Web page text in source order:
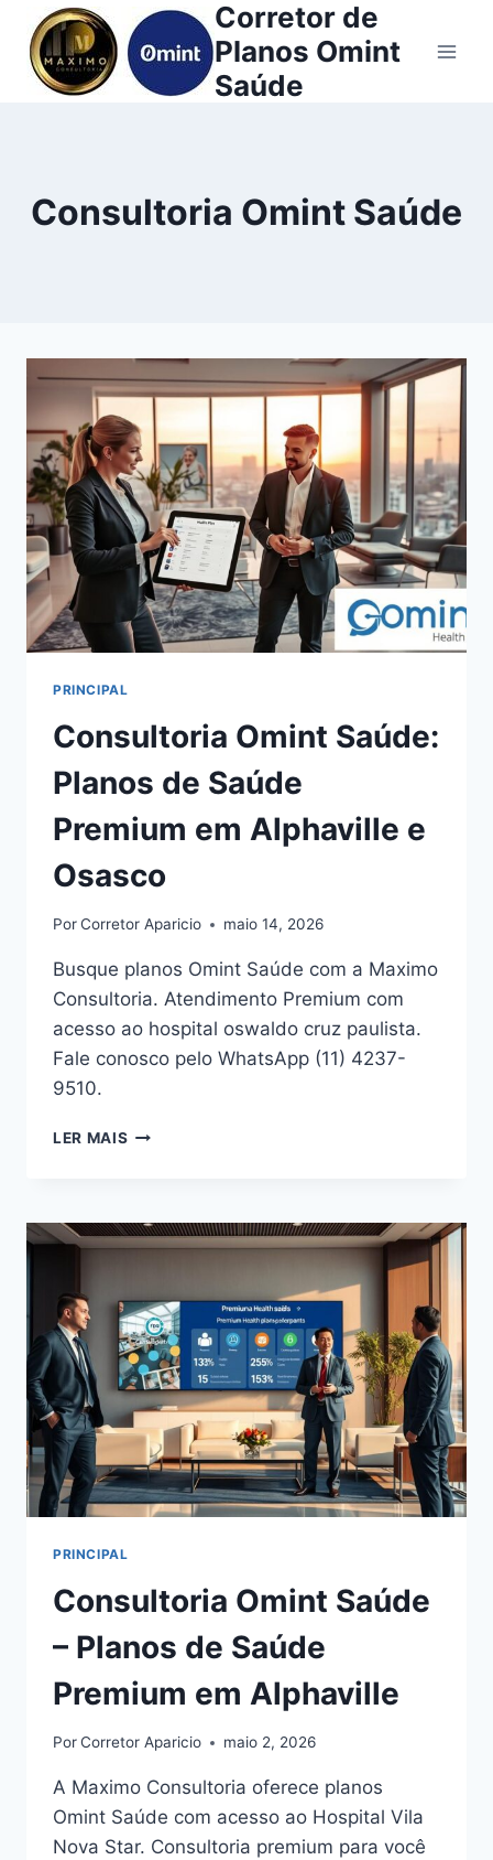
Pular
para
Corretor de
Planos Omint
Saúde
Consultoria Omint Saúde
PRINCIPAL
Consultoria Omint Saúde:
Planos de Saúde
Premium em Alphaville e
Osasco
PorCorretor Aparicio maio 14, 2026
Busque planos Omint Saúde com a Maximo
Consultoria. Atendimento Premium com
acesso ao hospital oswaldo cruz paulista.
Fale conosco pelo WhatsApp (11) 4237-
9510.
LER MAIS CONSULTORIA
DE
SAÚDE
ALPHAVILLE
E
OSASCO
PRINCIPAL
Consultoria Omint Saúde
– Planos de Saúde
Premium em Alphaville
PorCorretor Aparicio maio 2, 2026
A Maximo Consultoria oferece planos
Omint Saúde com acesso ao Hospital Vila
Nova Star. Consultoria premium para você